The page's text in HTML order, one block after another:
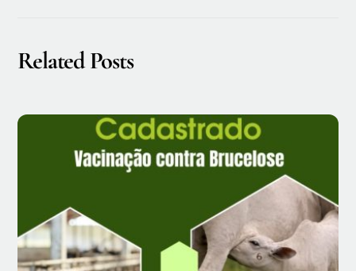
Related Posts